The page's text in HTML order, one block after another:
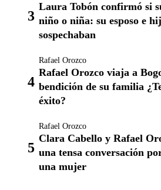
Laura Tobón confirmó si
niño o niña: su esposo e
sospechaban
Rafael Orozco
Rafael Orozco viaja a
bendición de su familia
éxito?
Rafael Orozco
Clara Cabello y Rafael
una tensa conversación
una mujer